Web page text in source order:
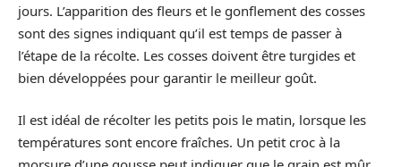
jours. L’apparition des fleurs et le gonflement des cosses
sont des signes indiquant qu’il est temps de passer à
l’étape de la récolte. Les cosses doivent être turgides et
bien développées pour garantir le meilleur goût.
Il est idéal de récolter les petits pois le matin, lorsque les
températures sont encore fraîches. Un petit croc à la